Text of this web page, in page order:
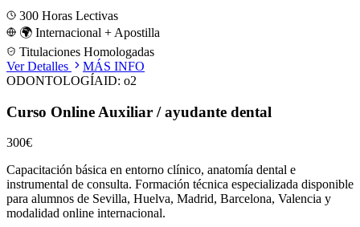
300 Horas Lectivas
🌍 Internacional + Apostilla
Titulaciones Homologadas
Ver Detalles
MÁS INFO
ODONTOLOGÍAID: o2
Curso Online Auxiliar / ayudante dental
300€
Capacitación básica en entorno clínico, anatomía dental e
instrumental de consulta. Formación técnica especializada disponible
para alumnos de Sevilla, Huelva, Madrid, Barcelona, Valencia y
modalidad online internacional.